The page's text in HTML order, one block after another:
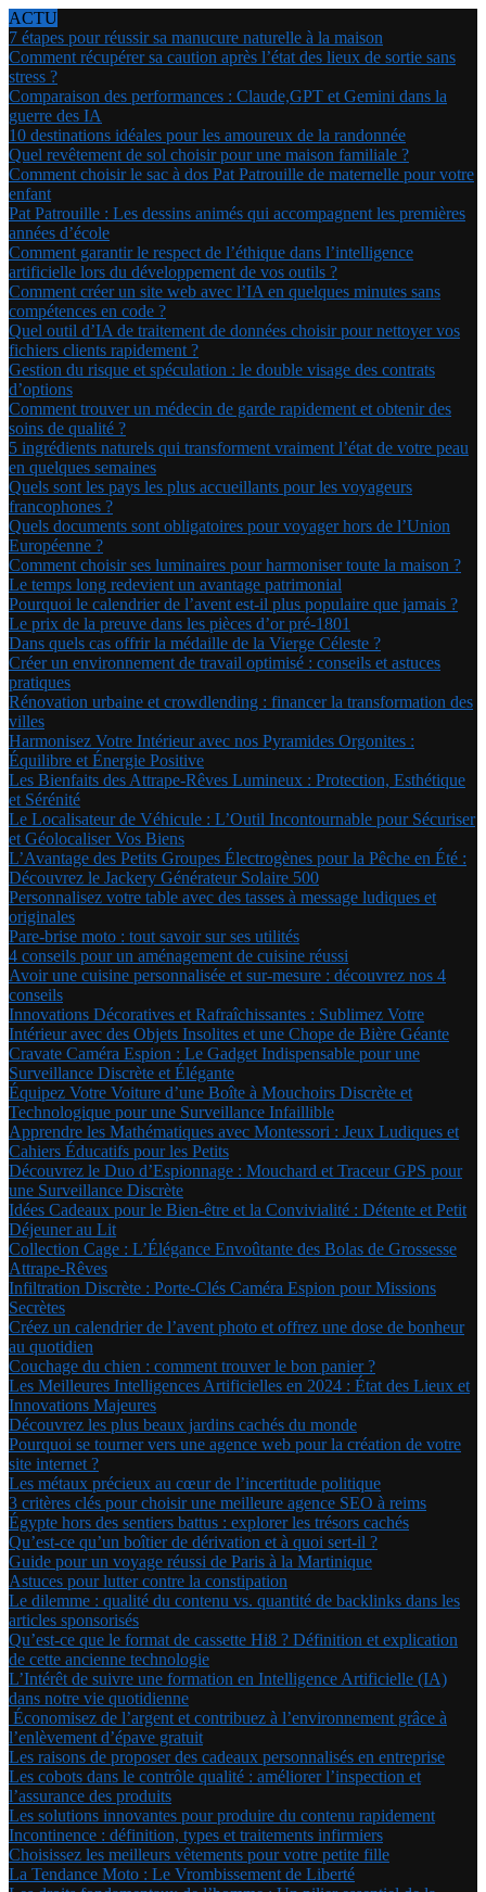
ACTU
7 étapes pour réussir sa manucure naturelle à la maison
Comment récupérer sa caution après l’état des lieux de sortie sans
stress ?
Comparaison des performances : Claude,GPT et Gemini dans la
guerre des IA
10 destinations idéales pour les amoureux de la randonnée
Quel revêtement de sol choisir pour une maison familiale ?
Comment choisir le sac à dos Pat Patrouille de maternelle pour votre
enfant
Pat Patrouille : Les dessins animés qui accompagnent les premières
années d’école
Comment garantir le respect de l’éthique dans l’intelligence
artificielle lors du développement de vos outils ?
Comment créer un site web avec l’IA en quelques minutes sans
compétences en code ?
Quel outil d’IA de traitement de données choisir pour nettoyer vos
fichiers clients rapidement ?
Gestion du risque et spéculation : le double visage des contrats
d’options
Comment trouver un médecin de garde rapidement et obtenir des
soins de qualité ?
5 ingrédients naturels qui transforment vraiment l’état de votre peau
en quelques semaines
Quels sont les pays les plus accueillants pour les voyageurs
francophones ?
Quels documents sont obligatoires pour voyager hors de l’Union
Européenne ?
Comment choisir ses luminaires pour harmoniser toute la maison ?
Le temps long redevient un avantage patrimonial
Pourquoi le calendrier de l’avent est-il plus populaire que jamais ?
Le prix de la preuve dans les pièces d’or pré-1801
Dans quels cas offrir la médaille de la Vierge Céleste ?
Créer un environnement de travail optimisé : conseils et astuces
pratiques
Rénovation urbaine et crowdlending : financer la transformation des
villes
Harmonisez Votre Intérieur avec nos Pyramides Orgonites :
Équilibre et Énergie Positive
Les Bienfaits des Attrape-Rêves Lumineux : Protection, Esthétique
et Sérénité
Le Localisateur de Véhicule : L’Outil Incontournable pour Sécuriser
et Géolocaliser Vos Biens
L’Avantage des Petits Groupes Électrogènes pour la Pêche en Été :
Découvrez le Jackery Générateur Solaire 500
Personnalisez votre table avec des tasses à message ludiques et
originales
Pare-brise moto : tout savoir sur ses utilités
4 conseils pour un aménagement de cuisine réussi
Avoir une cuisine personnalisée et sur-mesure : découvrez nos 4
conseils
Innovations Décoratives et Rafraîchissantes : Sublimez Votre
Intérieur avec des Objets Insolites et une Chope de Bière Géante
Cravate Caméra Espion : Le Gadget Indispensable pour une
Surveillance Discrète et Élégante
Équipez Votre Voiture d’une Boîte à Mouchoirs Discrète et
Technologique pour une Surveillance Infaillible
Apprendre les Mathématiques avec Montessori : Jeux Ludiques et
Cahiers Éducatifs pour les Petits
Découvrez le Duo d’Espionnage : Mouchard et Traceur GPS pour
une Surveillance Discrète
Idées Cadeaux pour le Bien-être et la Convivialité : Détente et Petit
Déjeuner au Lit
Collection Cage : L’Élégance Envoûtante des Bolas de Grossesse
Attrape-Rêves
Infiltration Discrète : Porte-Clés Caméra Espion pour Missions
Secrètes
Créez un calendrier de l’avent photo et offrez une dose de bonheur
au quotidien
Couchage du chien : comment trouver le bon panier ?
Les Meilleures Intelligences Artificielles en 2024 : État des Lieux et
Innovations Majeures
Découvrez les plus beaux jardins cachés du monde
Pourquoi se tourner vers une agence web pour la création de votre
site internet ?
Les métaux précieux au cœur de l’incertitude politique
3 critères clés pour choisir une meilleure agence SEO à reims
Égypte hors des sentiers battus : explorer les trésors cachés
Qu’est-ce qu’un boîtier de dérivation et à quoi sert-il ?
Guide pour un voyage réussi de Paris à la Martinique
Astuces pour lutter contre la constipation
Le dilemme : qualité du contenu vs. quantité de backlinks dans les
articles sponsorisés
Qu’est-ce que le format de cassette Hi8 ? Définition et explication
de cette ancienne technologie
L’Intérêt de suivre une formation en Intelligence Artificielle (IA)
dans notre vie quotidienne
Économisez de l’argent et contribuez à l’environnement grâce à
l’enlèvement d’épave gratuit
Les raisons de proposer des cadeaux personnalisés en entreprise
Les cobots dans le contrôle qualité : améliorer l’inspection et
l’assurance des produits
Les solutions innovantes pour produire du contenu rapidement
Incontinence : définition, types et traitements infirmiers
Choisissez les meilleurs vêtements pour votre petite fille
La Tendance Moto : Le Vrombissement de Liberté